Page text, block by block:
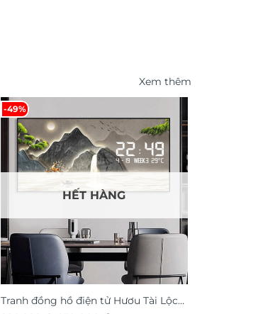
Xem thêm
-49%
HẾT HÀNG
Tranh đồng hồ điện tử Hươu Tài Lộc